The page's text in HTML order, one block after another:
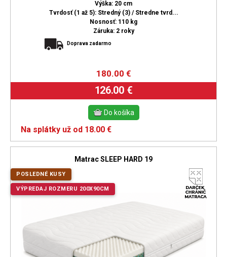
Výška: 20 cm
Tvrdosť (1 až 5): Stredný (3) / Stredne tvrd...
Nosnosť: 110 kg
Záruka: 2 roky
Doprava zadarmo
180.00 €
126.00 €
Na splátky už od 18.00 €
Matrac SLEEP HARD 19
POSLEDNÉ KUSY
VÝPREDAJ ROZMERU 200X90CM